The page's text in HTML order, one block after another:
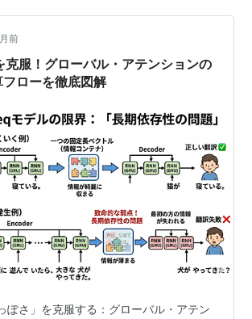
前
克服！グローバル・アテンションの
ローを徹底図解
ぽさ」を克服する：グローバル・アテン